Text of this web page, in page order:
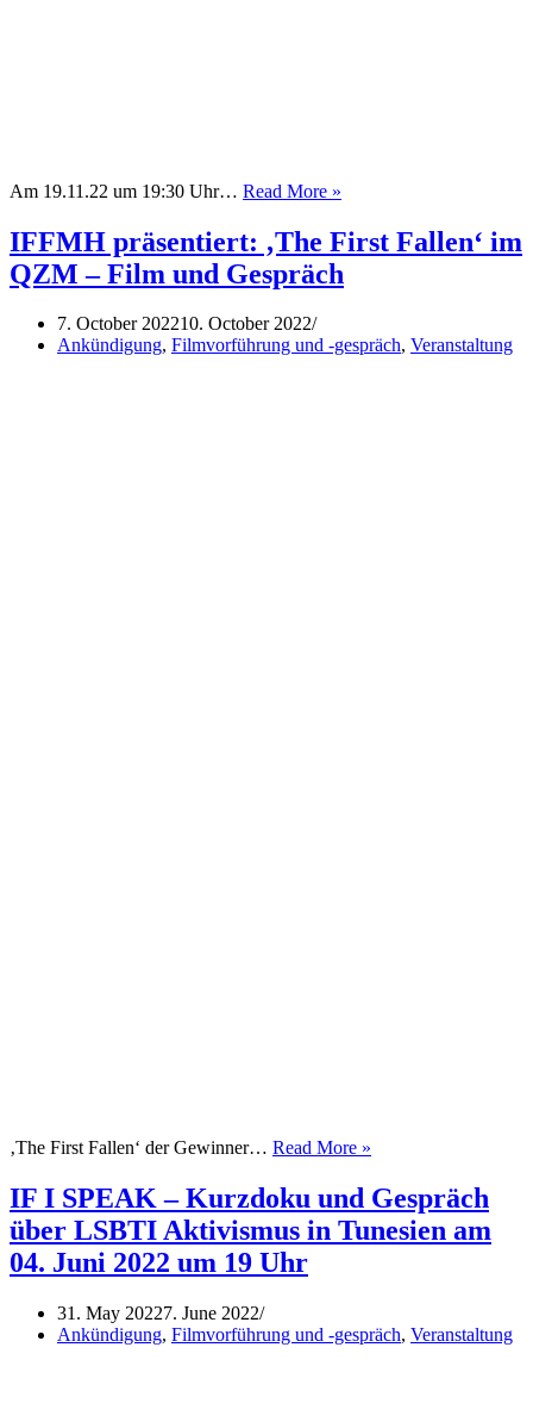
Am 19.11.22 um 19:30 Uhr… Read More »
–
Tanzfilm
und
IFFMH präsentiert: ‚The First Fallen‘ im
QZM – Film und Gespräch
7. October 202210. October 2022
Ankündigung, Filmvorführung und -gespräch, Veranstaltung
‚The First Fallen‘ der Gewinner… Read More »
‚The
First
Fallen‘
und
IF I SPEAK – Kurzdoku und Gespräch
über LSBTI Aktivismus in Tunesien am
04. Juni 2022 um 19 Uhr
31. May 20227. June 2022
Ankündigung, Filmvorführung und -gespräch, Veranstaltung